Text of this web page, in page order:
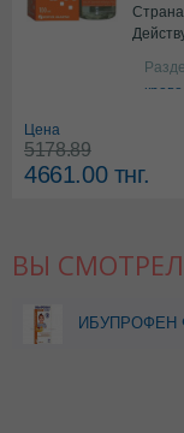
Цена
5178.89
4661.00тнг.
ВЫ
ИБУПРОФЕН